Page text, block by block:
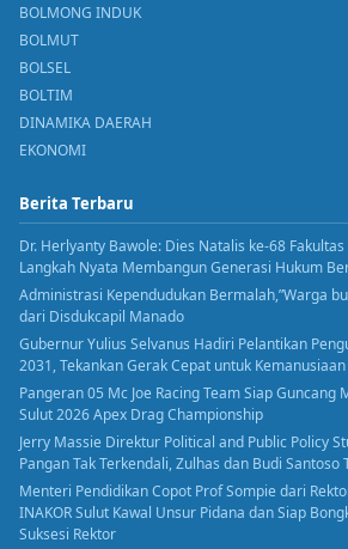
BOLMONG INDUK
BOLMUT
BOLSEL
BOLTIM
DINAMIKA DAERAH
EKONOMI
Berita Terbaru
Dr. Herlyanty Bawole: Dies Natalis ke-68
Langkah Nyata Membangun Generasi Hukum
Administrasi Kependudukan Bermalah,”Warga
dari Disdukcapil Manado
Gubernur Yulius Selvanus Hadiri Pelantikan
2031, Tekankan Gerak Cepat untuk Kemanusiaan
Pangeran 05 Mc Joe Racing Team Siap Guncang
Sulut 2026 Apex Drag Championship
Jerry Massie Direktur Political and Public Policy
Pangan Tak Terkendali, Zulhas dan Budi Santoso
Menteri Pendidikan Copot Prof Sompie dari
INAKOR Sulut Kawal Unsur Pidana dan Siap
Suksesi Rektor